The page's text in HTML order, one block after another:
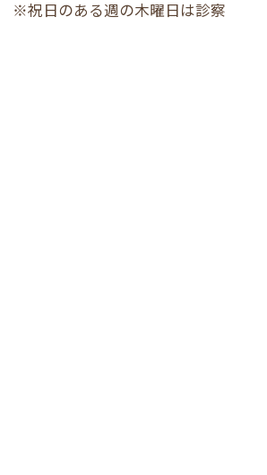
※祝日のある週の木曜日は診察